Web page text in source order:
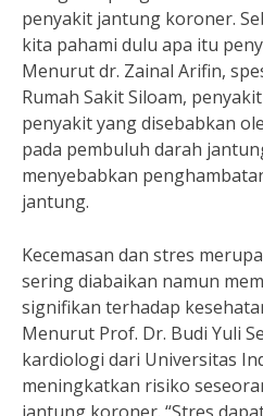
penyakit jantung koroner.
kita pahami dulu apa itu
Menurut dr. Zainal Arifin,
Rumah Sakit Siloam,
penyakit yang disebabkan
pada pembuluh darah
menyebabkan
jantung.
Kecemasan dan stres
sering diabaikan namun
signifikan terhadap
Menurut Prof. Dr. Budi Yuli
kardiologi dari Universitas
meningkatkan risiko